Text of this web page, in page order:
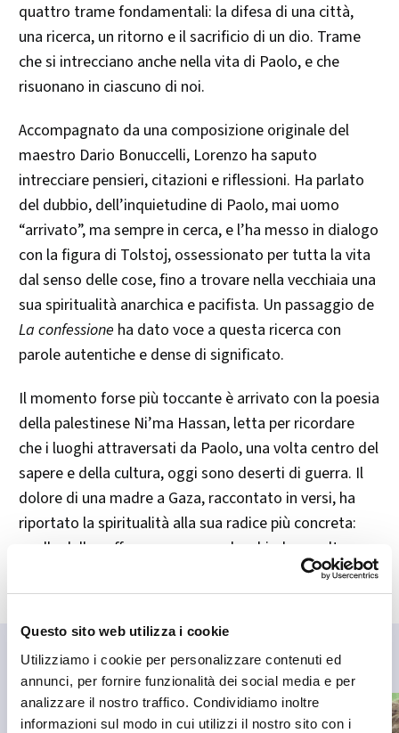
Questo sito web utilizza i cookie
Utilizziamo i cookie per personalizzare contenuti ed
annunci, per fornire funzionalità dei social media e per
analizzare il nostro traffico. Condividiamo inoltre
informazioni sul modo in cui utilizzi il nostro sito con i
quattro trame fondamentali: la difesa di una città,
una ricerca, un ritorno e il sacrificio di un dio. Trame
che si intrecciano anche nella vita di Paolo, e che
risuonano in ciascuno di noi.
Accompagnato da una composizione originale del
maestro Dario Bonuccelli, Lorenzo ha saputo
intrecciare pensieri, citazioni e riflessioni. Ha parlato
del dubbio, dell’inquietudine di Paolo, mai uomo
“arrivato”, ma sempre in cerca, e l’ha messo in dialogo
con la figura di Tolstoj, ossessionato per tutta la vita
dal senso delle cose, fino a trovare nella vecchiaia una
sua spiritualità anarchica e pacifista. Un passaggio de
La confessione ha dato voce a questa ricerca con
parole autentiche e dense di significato.
Il momento forse più toccante è arrivato con la poesia
della palestinese Ni’ma Hassan, letta per ricordare
che i luoghi attraversati da Paolo, una volta centro del
sapere e della cultura, oggi sono deserti di guerra. Il
dolore di una madre a Gaza, raccontato in versi, ha
riportato la spiritualità alla sua radice più concreta:
quella della sofferenza umana, che chiede ascolto e